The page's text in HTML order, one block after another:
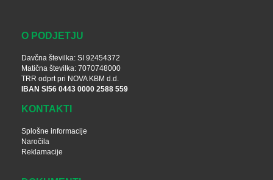
O PODJETJU
Davčna številka: SI 92454372
Matična številka: 7070748000
TRR odprt pri NOVA KBM d.d.
IBAN SI56 0443 0000 2588 559
KONTAKTI
Splošne informacije
Naročila
Reklamacije